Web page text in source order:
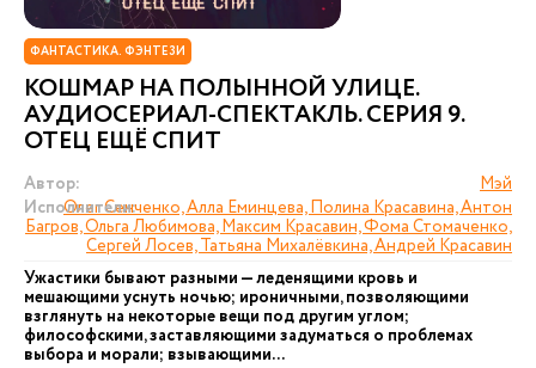
ФАНТАСТИКА. ФЭНТЕЗИ
КОШМАР НА ПОЛЫННОЙ УЛИЦЕ.
АУДИОСЕРИАЛ-СПЕКТАКЛЬ. СЕРИЯ 9.
ОТЕЦ ЕЩЁ СПИТ
Автор:
Мэй
Исполнители:
Олег Сенченко, Алла Еминцева, Полина Красавина, Антон
Багров, Ольга Любимова, Максим Красавин, Фома Стомаченко,
Сергей Лосев, Татьяна Михалёвкина, Андрей Красавин
Ужастики бывают разными — леденящими кровь и
мешающими уснуть ночью; ироничными, позволяющими
взглянуть на некоторые вещи под другим углом;
философскими, заставляющими задуматься о проблемах
выбора и морали; взывающими...